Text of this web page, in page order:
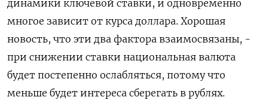
динамики ключевой ставки, и одновременно
многое зависит от курса доллара. Хорошая
новость, что эти два фактора взаимосвязаны, -
при снижении ставки национальная валюта
будет постепенно ослабляться, потому что
меньше будет интереса сберегать в рублях.